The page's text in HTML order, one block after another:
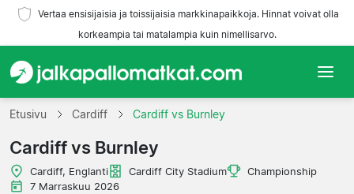
Vertaa ensisijaisia ja toissijaisia markkinapaikkoja. Hinnat voivat olla
korkeampia tai matalampia kuin nimellisarvo.
Etusivu
Joukkueet
Liigat
Etusivu Cardiff Cardiff vs Burnley
Cardiff vs Burnley
Cardiff, Englanti Cardiff City Stadium
Championship
7 Marraskuu 2026